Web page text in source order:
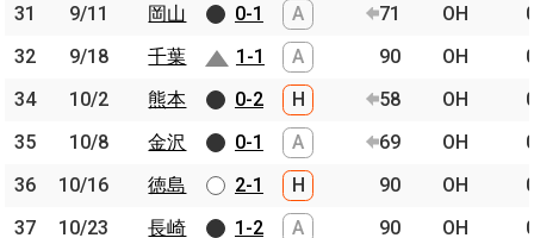
31
9/11 岡山 0-1 A 71 OH
32
9/18 千葉 1-1 A 90 OH
34
10/2 熊本 0-2 H 58 OH
35
10/8 金沢 0-1 A 69 OH
36
10/16 徳島 2-1 H 90 OH
37
10/23 長崎 1-2 A 90 OH
31
9/11
岡山
32
9/18
千葉
34
10/2
熊本
35
10/8
金沢
36
10/16
徳島
37
10/23
長崎